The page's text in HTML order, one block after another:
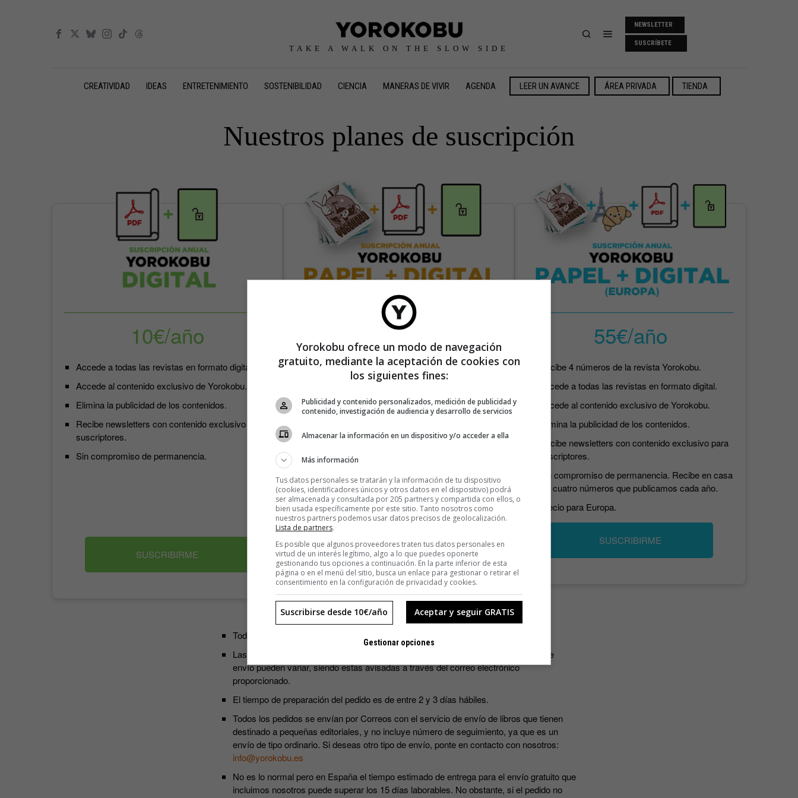
TAKE A WALK ON THE SLOW SIDE
NEWSLETTER
SUSCRÍBETE
CREATIVIDAD IDEAS ENTRETENIMIENTO SOSTENIBILIDAD CIENCIA MANERAS DE VIVIR AGENDA LEER UN AVANCE ÁREA PRIVADA TIENDA
Nuestros planes de suscripción
10€/año
Accede a todas las revistas en formato digital.
Accede al contenido exclusivo de Yorokobu.
Elimina la publicidad de los contenidos.
Recibe newsletters con contenido exclusivo para
suscriptores.
Sin compromiso de permanencia.
SUSCRIBIRME
35€/año
Recibe 4 números de la revista Yorokobu.
Accede a todas las revistas en formato digital.
Accede al contenido exclusivo de Yorokobu.
Recibe newsletters con contenido exclusivo para
suscriptores.
Sin compromiso de permanencia. Recibe en casa
los cuatro números que publicamos cada año.
Precio para la península y Baleares.
SUSCRIBIRME
55€/año
Recibe 4 números de la revista Yorokobu.
Accede a todas las revistas en formato digital.
Accede al contenido exclusivo de Yorokobu.
Elimina la publicidad de los contenidos.
Recibe newsletters con contenido exclusivo para
suscriptores.
Sin compromiso de permanencia. Recibe en casa
los cuatro números que publicamos cada año.
Precio para Europa.
SUSCRIBIRME
Todos los precios incluyen IVA.
Las suscripciones incluyen los cuatro números que se editan al año. Las fechas de
envío pueden variar, siendo estas avisadas a través del correo electrónico
proporcionado.
El tiempo de preparación del pedido es de entre 2 y 3 días hábiles.
Todos los pedidos se envían por Correos con el servicio de envío de libros que tienen
destinado a pequeñas editoriales, y no incluye número de seguimiento, ya que es un
envío de tipo ordinario. Si deseas otro tipo de envío, ponte en contacto con nosotros:
info@yorokobu.es
No es lo normal pero en España el tiempo estimado de entrega para el envío gratuito que
incluimos nosotros puede superar los 15 días laborables. No obstante, si el pedido no
Yorokobu ofrece un modo de navegación
gratuito, mediante la aceptación de cookies con
los siguientes fines:
Publicidad y contenido personalizados, medición de publicidad y
contenido, investigación de audiencia y desarrollo de servicios
Almacenar la información en un dispositivo y/o acceder a ella
Más información
Tus datos personales se tratarán y la información de tu dispositivo
(cookies, identificadores únicos y otros datos en el dispositivo) podrá
ser almacenada y consultada por 205 partners y compartida con ellos, o
bien usada específicamente por este sitio. Tanto nosotros como
nuestros partners podemos usar datos precisos de geolocalización.
Lista de partners.
Es posible que algunos proveedores traten tus datos personales en
virtud de un interés legítimo, algo a lo que puedes oponerte
gestionando tus opciones a continuación. En la parte inferior de esta
página o en el menú del sitio, busca un enlace para gestionar o retirar el
consentimiento en la configuración de privacidad y cookies.
Aceptar y seguir GRATIS
Suscribirse desde 10€/año
Gestionar opciones